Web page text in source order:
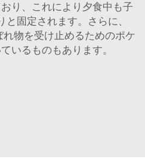
り、これにより夕食中も子
固定されます。さらに、
物を受け止めるためのポケ
いるものもあります。